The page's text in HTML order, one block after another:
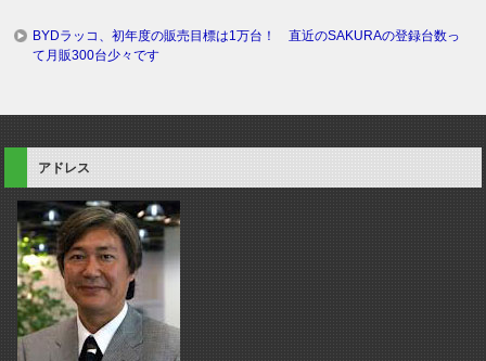
BYDラッコ、初年度の販売目標は1万台！ 直近のSAKURAの登録台数っ
て月販300台少々です
アドレス